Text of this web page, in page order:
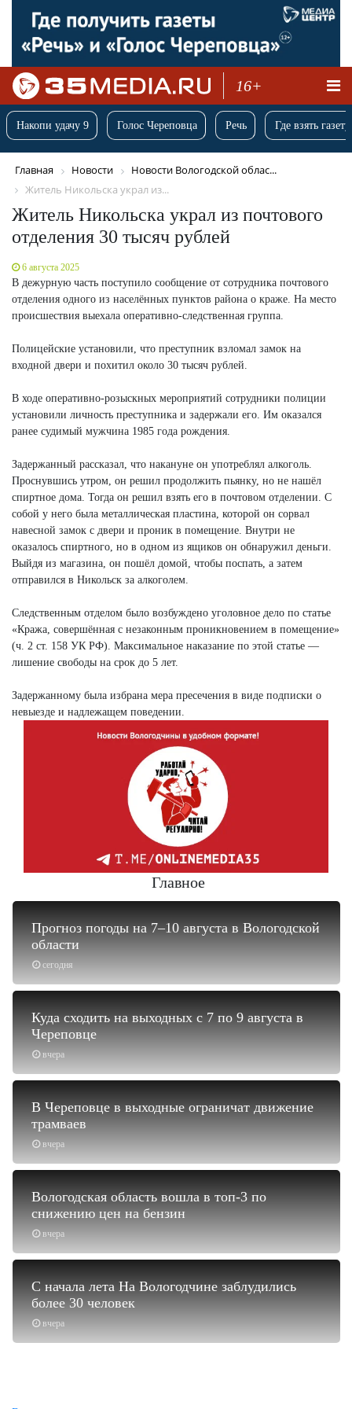
16+
Накопи удачу 9 Голос Череповца Речь Где взять
Главная Новости
Новости Вологодской облас...
Житель Никольска украл из...
Житель Никольска украл из почтового
отделения 30 тысяч рублей
6 августа 2025
В дежурную часть поступило сообщение от сотрудника почтового
отделения одного из населённых пунктов района о краже. На место
происшествия выехала оперативно-следственная группа.
Полицейские установили, что преступник взломал замок на
входной двери и похитил около 30 тысяч рублей.
В ходе оперативно-розыскных мероприятий сотрудники полиции
установили личность преступника и задержали его. Им оказался
ранее судимый мужчина 1985 года рождения.
Задержанный рассказал, что накануне он употреблял алкоголь.
Проснувшись утром, он решил продолжить пьянку, но не нашёл
спиртное дома. Тогда он решил взять его в почтовом отделении. С
собой у него была металлическая пластина, которой он сорвал
навесной замок с двери и проник в помещение. Внутри не
оказалось спиртного, но в одном из ящиков он обнаружил деньги.
Выйдя из магазина, он пошёл домой, чтобы поспать, а затем
отправился в Никольск за алкоголем.
Следственным отделом было возбуждено уголовное дело по статье
«Кража, совершённая с незаконным проникновением в помещение»
(ч. 2 ст. 158 УК РФ). Максимальное наказание по этой статье —
лишение свободы на срок до 5 лет.
Задержанному была избрана мера пресечения в виде подписки о
невыезде и надлежащем поведении.
Главное
сегодня
Прогноз погоды на 7–10 августа в Вологодской
области
вчера
Куда сходить на выходных с 7 по 9 августа в
Череповце
вчера
В Череповце в выходные ограничат движение
трамваев
вчера
Вологодская область вошла в топ-3 по
снижению цен на бензин
вчера
С начала лета На Вологодчине заблудились
более 30 человек